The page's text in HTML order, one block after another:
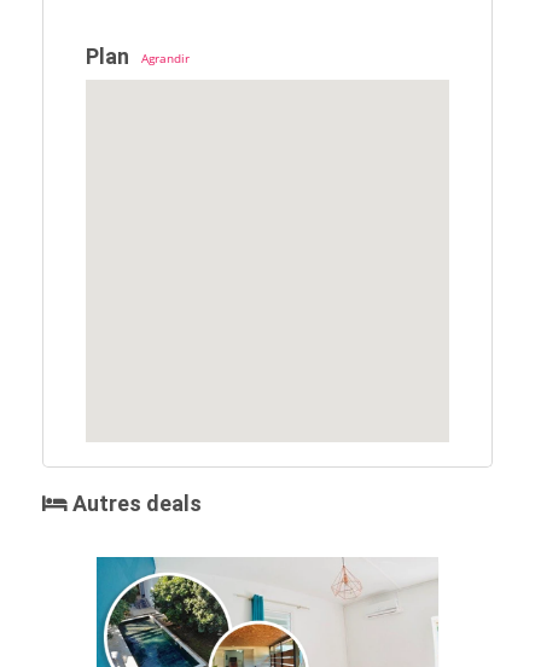
Plan Agrandir
Autres deals